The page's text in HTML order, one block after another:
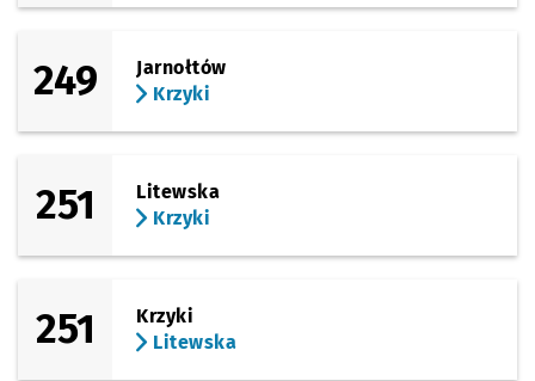
249
Jarnołtów
Krzyki
251
Litewska
Krzyki
251
Krzyki
Litewska